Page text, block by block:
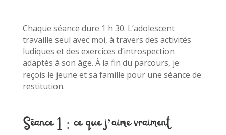
Chaque séance dure 1 h 30. L’adolescent
travaille seul avec moi, à travers des activités
ludiques et des exercices d’introspection
adaptés à son âge. À la fin du parcours, je
reçois le jeune et sa famille pour une séance de
restitution.
Séance 1 : ce que j’aime vraiment